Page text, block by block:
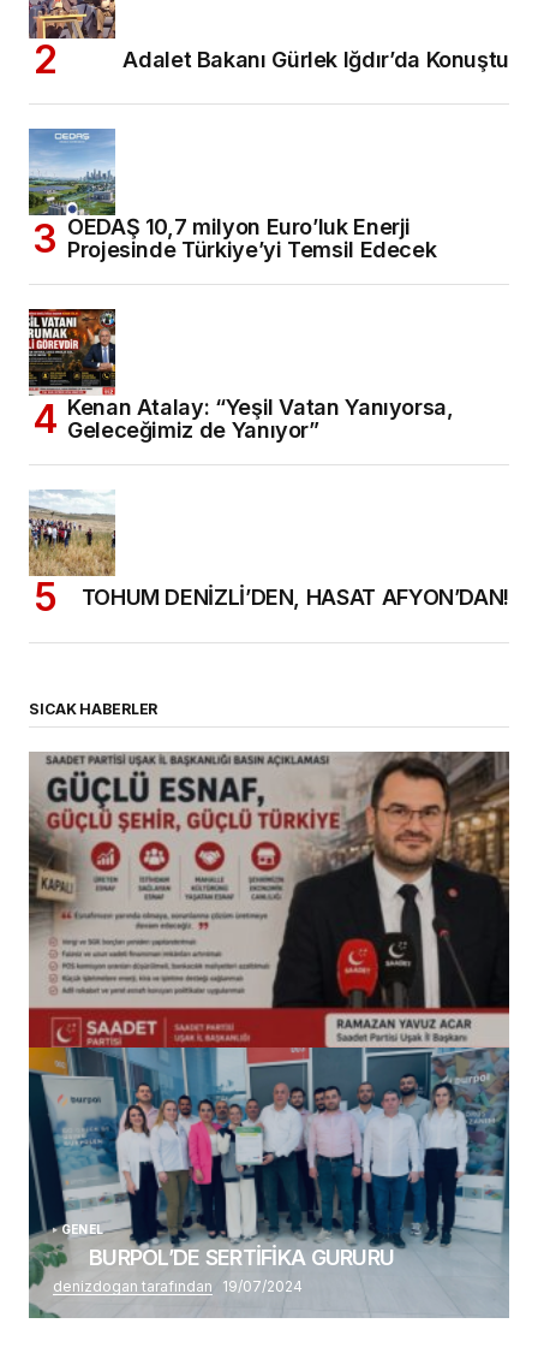
Adalet Bakanı Gürlek Iğdır’da Konuştu
OEDAŞ 10,7 milyon Euro’luk Enerji
Projesinde Türkiye’yi Temsil Edecek
Kenan Atalay: “Yeşil Vatan Yanıyorsa,
Geleceğimiz de Yanıyor”
TOHUM DENİZLİ’DEN, HASAT AFYON’DAN!
SICAK HABERLER
(başlıksız)
Alaattin Karahan tarafından 14/07/2026
GENEL
BURPOL’DE SERTİFİKA GURURU
denizdogan tarafından 19/07/2024